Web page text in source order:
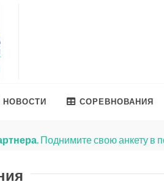
НОВОСТИ СОРЕВНОВАНИЯ
. Поднимите свою анкету в